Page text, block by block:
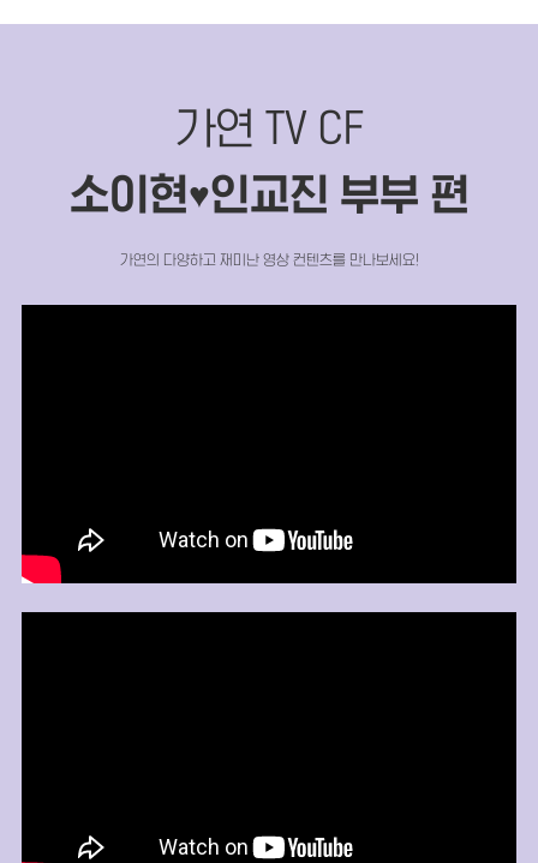
가연 TV CF
소이현♥인교진 부부 편
가연의 다양하고 재미난 영상 컨텐츠를 만나보세요!